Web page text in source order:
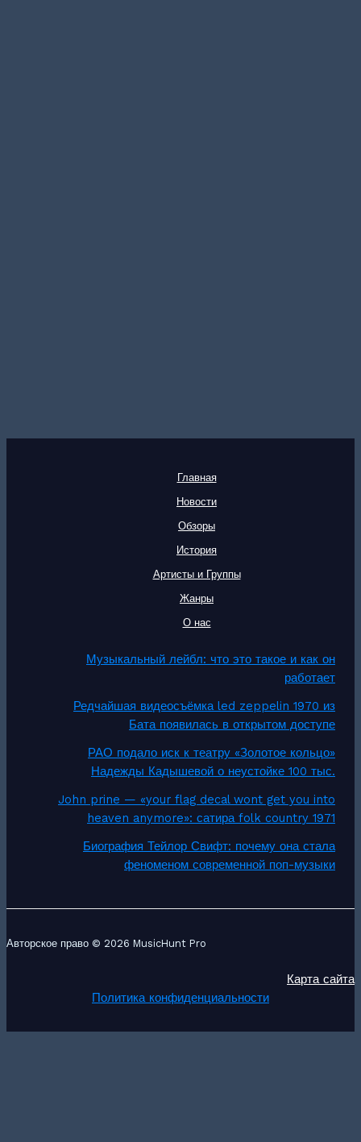
Главная
Новости
Обзоры
История
Артисты и Группы
Жанры
О нас
Музыкальный лейбл: что это такое и как он
работает
Редчайшая видеосъёмка led zeppelin 1970 из
Бата появилась в открытом доступе
РАО подало иск к театру «Золотое кольцо»
Надежды Кадышевой о неустойке 100 тыс.
John prine — «your flag decal wont get you into
heaven anymore»: сатира folk country 1971
Биография Тейлор Свифт: почему она стала
феноменом современной поп-музыки
Авторское право © 2026 MusicHunt Pro
Карта сайта
Политика конфиденциальности